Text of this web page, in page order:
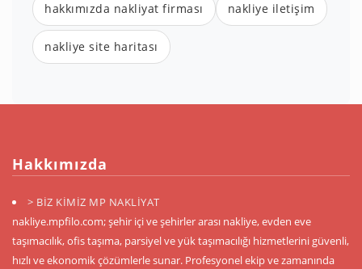
hakkımızda nakliyat firması nakliye iletişim
nakliye site haritası
Hakkımızda
> BİZ KİMİZ MP NAKLİYAT
nakliye.mpfilo.com; şehir içi ve şehirler arası nakliye, evden eve
taşımacılık, ofis taşıma, parsiyel ve yük taşımacılığı hizmetlerini güvenli,
hızlı ve ekonomik çözümlerle sunar. Profesyonel ekip ve zamanında